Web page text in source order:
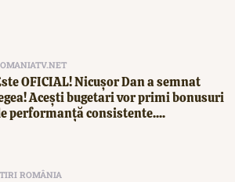
OFICIAL! Nicușor Dan a semnat
Acești bugetari vor primi bonusuri
performanță consistente....
ROMÂNIA